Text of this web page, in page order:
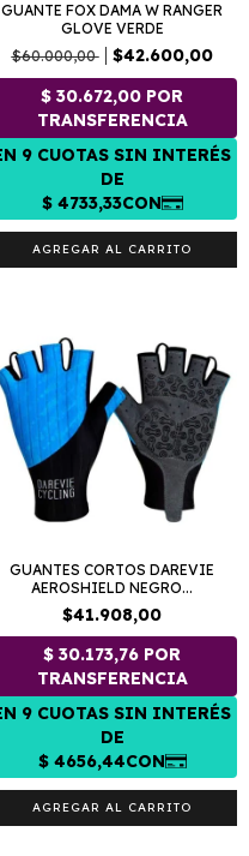
GUANTE FOX DAMA W RANGER
GLOVE VERDE
$60.000,00
$42.600,00
AGREGAR AL CARRITO
GUANTES CORTOS DAREVIE
AEROSHIELD NEGRO...
$41.908,00
AGREGAR AL CARRITO